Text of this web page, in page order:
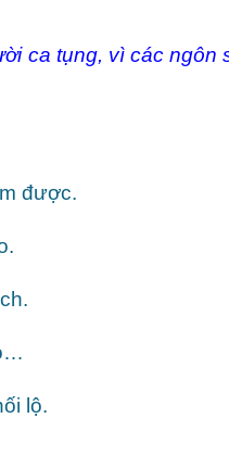
ca tụng, vì các ngôn
được.
lộ.